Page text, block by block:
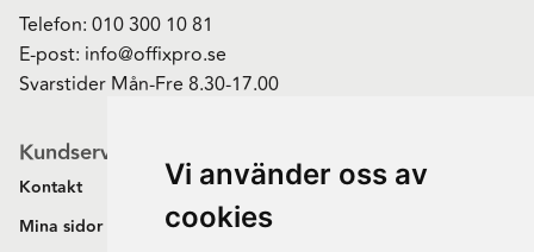
Vi använder oss av
cookies
Telefon: 010 300 10 81
E-post: info@offixpro.se
Svarstider Mån-Fre 8.30-17.00
Kundservice
Kontakt
Mina sidor